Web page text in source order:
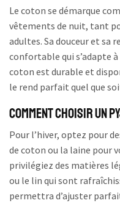
Le coton se démarque
vêtements de nuit, tant
adultes. Sa douceur et
confortable qui s’adapte
coton est durable et
le rend parfait quel que
Comment choisir un
Pour l’hiver, optez pour
de coton ou la laine pour
privilégiez des matières
ou le lin qui sont
permettra d’ajuster